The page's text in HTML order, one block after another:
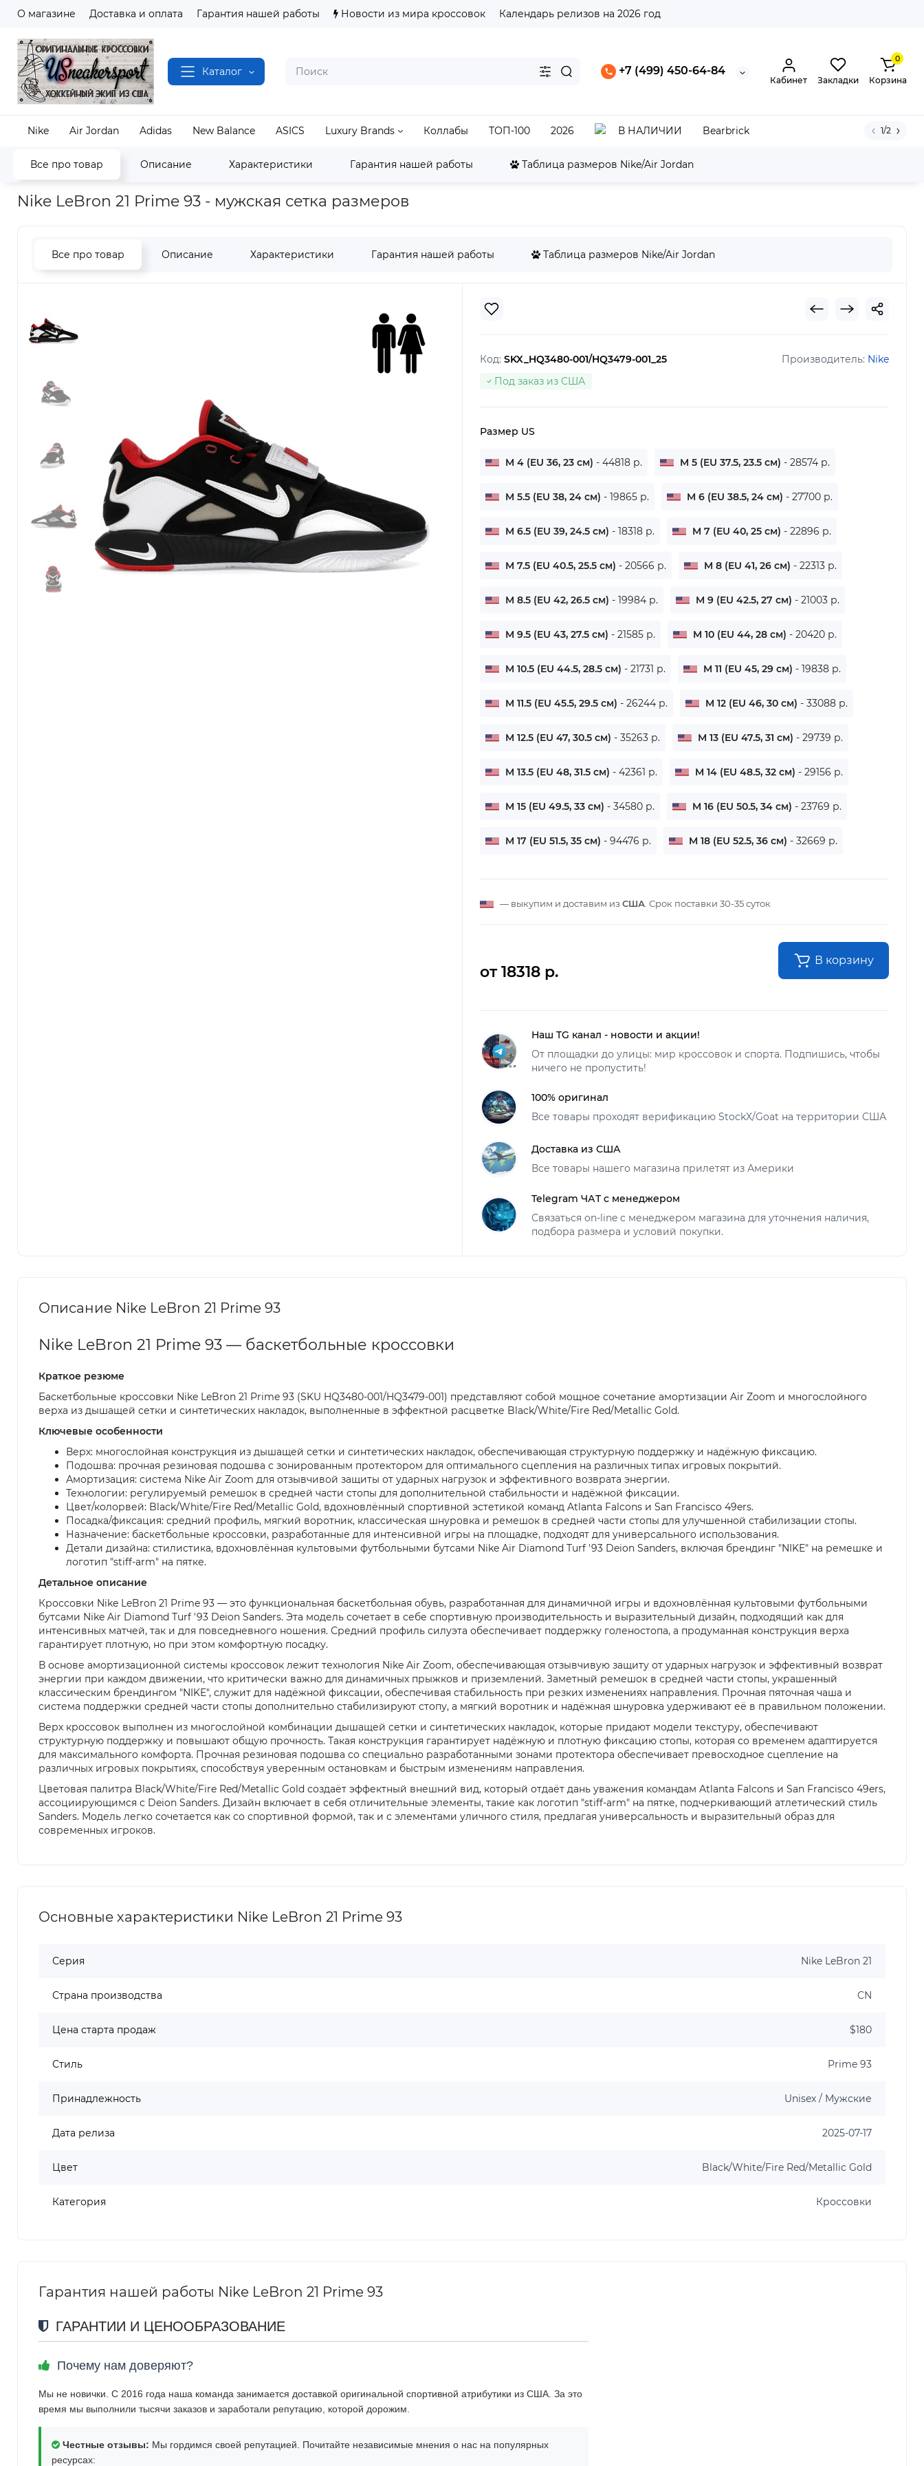
О магазине Доставка и оплата Гарантия нашей работы Новости из мира кроссовок Календарь релизов на 2026 год
Каталог +7 (499) 450-64-84
Кабинет Закладки
0
Корзина
Nike Air Jordan Adidas New Balance ASICS Luxury Brands Коллабы ТОП-100 2026 В НАЛИЧИИ Bearbrick 1/2
Все про товар Описание Характеристики Гарантия нашей работы Таблица размеров Nike/Air Jordan
Наш магазин Полный каталог кроссовок Nike LeBron LeBron 18-23 Nike LeBron 21 Prime 93
Nike LeBron 21 Prime 93 - мужская сетка размеров
Все про товар Описание Характеристики Гарантия нашей работы Таблица размеров Nike/Air Jordan
Код: SKX_HQ3480-001/HQ3479-001_25 Производитель: Nike
Под заказ из США
Размер US
M 4 (EU 36, 23 см) - 44818 р. M 5 (EU 37.5, 23.5 см) - 28574 р.
M 5.5 (EU 38, 24 см) - 19865 р. M 6 (EU 38.5, 24 см) - 27700 р.
M 6.5 (EU 39, 24.5 см) - 18318 р. M 7 (EU 40, 25 см) - 22896 р.
M 7.5 (EU 40.5, 25.5 см) - 20566 р. M 8 (EU 41, 26 см) - 22313 р.
M 8.5 (EU 42, 26.5 см) - 19984 р. M 9 (EU 42.5, 27 см) - 21003 р.
M 9.5 (EU 43, 27.5 см) - 21585 р. M 10 (EU 44, 28 см) - 20420 р.
M 10.5 (EU 44.5, 28.5 см) - 21731 р. M 11 (EU 45, 29 см) - 19838 р.
M 11.5 (EU 45.5, 29.5 см) - 26244 р. M 12 (EU 46, 30 см) - 33088 р.
M 12.5 (EU 47, 30.5 см) - 35263 р. M 13 (EU 47.5, 31 см) - 29739 р.
M 13.5 (EU 48, 31.5 см) - 42361 р. M 14 (EU 48.5, 32 см) - 29156 р.
M 15 (EU 49.5, 33 см) - 34580 р. M 16 (EU 50.5, 34 см) - 23769 р.
M 17 (EU 51.5, 35 см) - 94476 р. M 18 (EU 52.5, 36 см) - 32669 р.
— выкупим и доставим из США . Срок поставки 30-35 суток
от 18318 р.
В корзину
Наш TG канал - новости и акции!
От площадки до улицы: мир кроссовок и спорта. Подпишись, чтобы
ничего не пропустить!
100% оригинал
Все товары проходят верификацию StockX/Goat на территории США
Доставка из США
Все товары нашего магазина прилетят из Америки
Telegram ЧАТ с менеджером
Связаться on-line с менеджером магазина для уточнения наличия,
подбора размера и условий покупки.
Описание Nike LeBron 21 Prime 93
Nike LeBron 21 Prime 93 — баскетбольные кроссовки
Краткое резюме
Баскетбольные кроссовки Nike LeBron 21 Prime 93 (SKU HQ3480-001/HQ3479-001) представляют собой мощное сочетание амортизации Air Zoom и многослойного
верха из дышащей сетки и синтетических накладок, выполненные в эффектной расцветке Black/White/Fire Red/Metallic Gold.
Ключевые особенности
Верх: многослойная конструкция из дышащей сетки и синтетических накладок, обеспечивающая структурную поддержку и надёжную фиксацию.
Подошва: прочная резиновая подошва с зонированным протектором для оптимального сцепления на различных типах игровых покрытий.
Амортизация: система Nike Air Zoom для отзывчивой защиты от ударных нагрузок и эффективного возврата энергии.
Технологии: регулируемый ремешок в средней части стопы для дополнительной стабильности и надёжной фиксации.
Цвет/колорвей: Black/White/Fire Red/Metallic Gold, вдохновлённый спортивной эстетикой команд Atlanta Falcons и San Francisco 49ers.
Посадка/фиксация: средний профиль, мягкий воротник, классическая шнуровка и ремешок в средней части стопы для улучшенной стабилизации стопы.
Назначение: баскетбольные кроссовки, разработанные для интенсивной игры на площадке, подходят для универсального использования.
Детали дизайна: стилистика, вдохновлённая культовыми футбольными бутсами Nike Air Diamond Turf '93 Deion Sanders, включая брендинг "NIKE" на ремешке и
логотип "stiff-arm" на пятке.
Детальное описание
Кроссовки Nike LeBron 21 Prime 93 — это функциональная баскетбольная обувь, разработанная для динамичной игры и вдохновлённая культовыми футбольными
бутсами Nike Air Diamond Turf '93 Deion Sanders. Эта модель сочетает в себе спортивную производительность и выразительный дизайн, подходящий как для
интенсивных матчей, так и для повседневного ношения. Средний профиль силуэта обеспечивает поддержку голеностопа, а продуманная конструкция верха
гарантирует плотную, но при этом комфортную посадку.
В основе амортизационной системы кроссовок лежит технология Nike Air Zoom, обеспечивающая отзывчивую защиту от ударных нагрузок и эффективный возврат
энергии при каждом движении, что критически важно для динамичных прыжков и приземлений. Заметный ремешок в средней части стопы, украшенный
классическим брендингом "NIKE", служит для надёжной фиксации, обеспечивая стабильность при резких изменениях направления. Прочная пяточная чаша и
система поддержки средней части стопы дополнительно стабилизируют стопу, а мягкий воротник и надёжная шнуровка удерживают её в правильном положении.
Верх кроссовок выполнен из многослойной комбинации дышащей сетки и синтетических накладок, которые придают модели текстуру, обеспечивают
структурную поддержку и повышают общую прочность. Такая конструкция гарантирует надёжную и плотную фиксацию стопы, которая со временем адаптируется
для максимального комфорта. Прочная резиновая подошва со специально разработанными зонами протектора обеспечивает превосходное сцепление на
различных игровых покрытиях, способствуя уверенным остановкам и быстрым изменениям направления.
Цветовая палитра Black/White/Fire Red/Metallic Gold создаёт эффектный внешний вид, который отдаёт дань уважения командам Atlanta Falcons и San Francisco 49ers,
ассоциирующимся с Deion Sanders. Дизайн включает в себя отличительные элементы, такие как логотип "stiff-arm" на пятке, подчеркивающий атлетический стиль
Sanders. Модель легко сочетается как со спортивной формой, так и с элементами уличного стиля, предлагая универсальность и выразительный образ для
современных игроков.
Основные характеристики Nike LeBron 21 Prime 93
Серия Nike LeBron 21
Страна производства CN
Цена старта продаж $180
Стиль Prime 93
Принадлежность Unisex / Мужские
Дата релиза 2025-07-17
Цвет Black/White/Fire Red/Metallic Gold
Категория Кроссовки
Гарантия нашей работы Nike LeBron 21 Prime 93
ГАРАНТИИ И ЦЕНООБРАЗОВАНИЕ
Почему нам доверяют?
Мы не новички. С 2016 года наша команда занимается доставкой оригинальной спортивной атрибутики из США. За это
время мы выполнили тысячи заказов и заработали репутацию, которой дорожим.
Честные отзывы: Мы гордимся своей репутацией. Почитайте независимые мнения о нас на популярных
ресурсах: